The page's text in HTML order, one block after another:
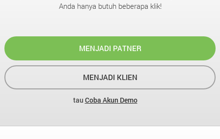
Anda hanya butuh beberapa klik!
MENJADI PATNER
MENJADI KLIEN
tau Coba Akun Demo